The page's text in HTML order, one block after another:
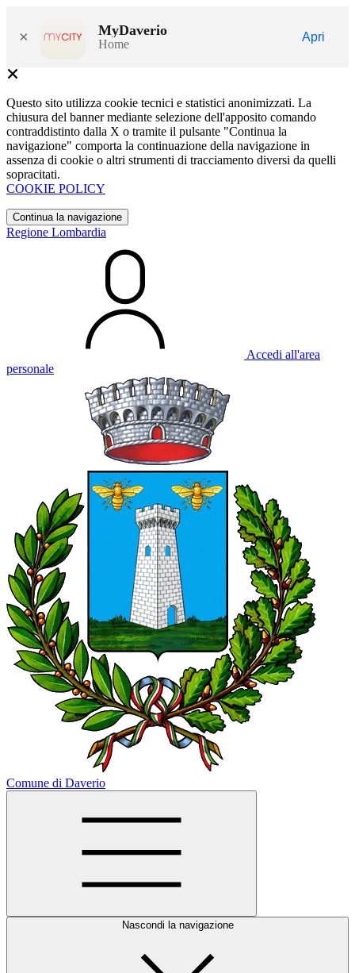
× MyDaverio
Home
Apri
Questo sito utilizza cookie tecnici e statistici anonimizzati. La
chiusura del banner mediante selezione dell'apposito comando
contraddistinto dalla X o tramite il pulsante "Continua la
navigazione" comporta la continuazione della navigazione in
assenza di cookie o altri strumenti di tracciamento diversi da quelli
sopracitati.
COOKIE POLICY
Continua la navigazione
Regione Lombardia
Accedi all'area
personale
Comune di Daverio
Nascondi la navigazione